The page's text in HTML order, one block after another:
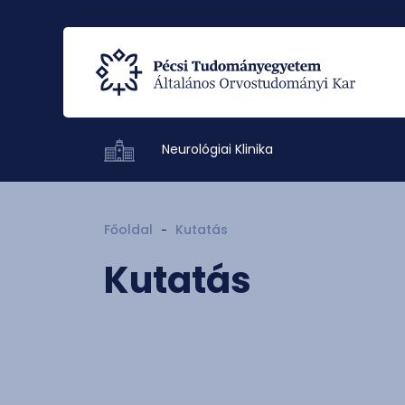
Neurológiai Klinika
Főoldal Kutatás
Kutatás